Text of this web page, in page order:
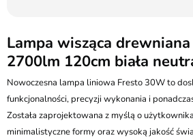
(od 1000 zł dla gabarytów, nie
Pobranie:
Poczta Polska Kurier 48H - 16 zł
Kurier GLS - 20 zł
Przesyłka Gabarytowa - 35 zł
Batalionów Chłopskich 12, 94-058
506 336 320
kontakt@ledstyl.pl
Lampa wisząca
2700lm 120cm biała
Nowoczesna lampa liniowa Fresto 30W to
funkcjonalności, precyzji wykonania i
Została zaprojektowana z myślą o
minimalistyczne formy oraz wysoką jakość